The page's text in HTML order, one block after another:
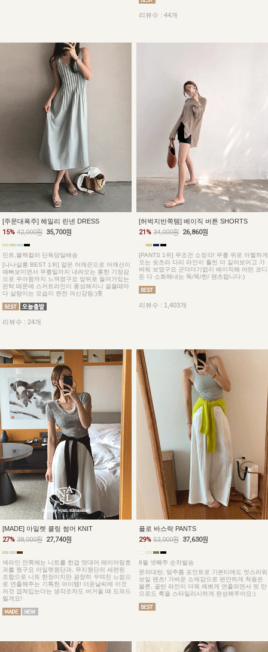
리뷰수 : 44개
[주문대폭주] 헤일리 린넨 DRESS
15% 42,000원 35,700원
민트,블랙컬러 단독당일배송
[나나살롱 BEST 1위] 얇은 어깨끈으로 어깨선이
예뻐보이면서 무릎밑까지 내려오는 롱한 기장감
으로 우아함까지 느껴졌구요 앞뒤로 들어가있는
핀턱 때문에 스커트라인이 풍성해지니 걸을때마
다 살랑이는 모습이 완전 여신강림:)훗
리뷰수 : 24개
[허벅지반쪽템] 베이직 버튼 SHORTS
21% 34,000원 26,860원
[PANTS 1위] 무조건 소장각! 무릎 위로 아찔하게
오는 숏츠라 다리 라인이 훨씬 더 길어보이고 가
벼워 보였구요 군더더기없이 베이직해 어떤 코디
든 다 소화해내는 똑/똑/한/ 팬츠랍니다:)
리뷰수 : 1,403개
[MADE] 아일렛 쿨링 썸머 KNIT
27% 38,000원 27,740원
넥라인 안쪽에는 니트를 한겹 덧대어 레이어링효
과를 줬구요 아일렛원단과, 무지원단의 세련된
조합으로 니트 한장이지만 굉장히 꾸며진 느낌으
로 연출해주는 기특한 아이템! 더운날씨에 이것
저것 겹쳐입는다는 생각조차도 버거울 때 도와드
릴게요!
플로 바스락 PANTS
29% 53,000원 37,630원
8월 셋째주 순차발송
문의대란, 맞주름 포인트로 기본티에도 멋스러워
보일 팬츠! 가벼운 소재감으로 편안하게 착용은
물론, 골반 라인이 더욱 예쁘게 연출되면서 핏 만
으로도 룩을 스타일리시하게 완성해주어요:)